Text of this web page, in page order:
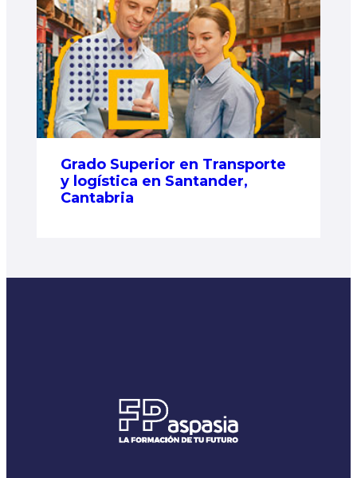
Grado Superior en Transporte
y logística en Santander,
Cantabria